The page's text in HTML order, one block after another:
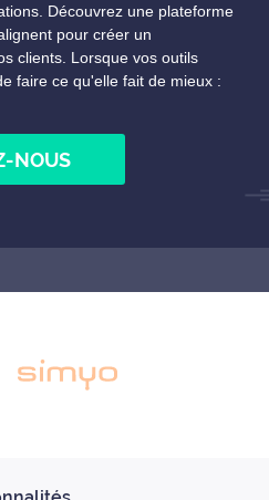
Découvrez une plateforme
pour créer un
clients. Lorsque vos outils
faire ce qu'elle fait de mieux :
NOUS